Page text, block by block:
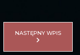
NASTĘPNY WPIS